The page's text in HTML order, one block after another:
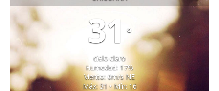
31 °
cielo claro
Humedad: 17%
Viento: 6m/s NE
Máx: 31 • Mín: 16